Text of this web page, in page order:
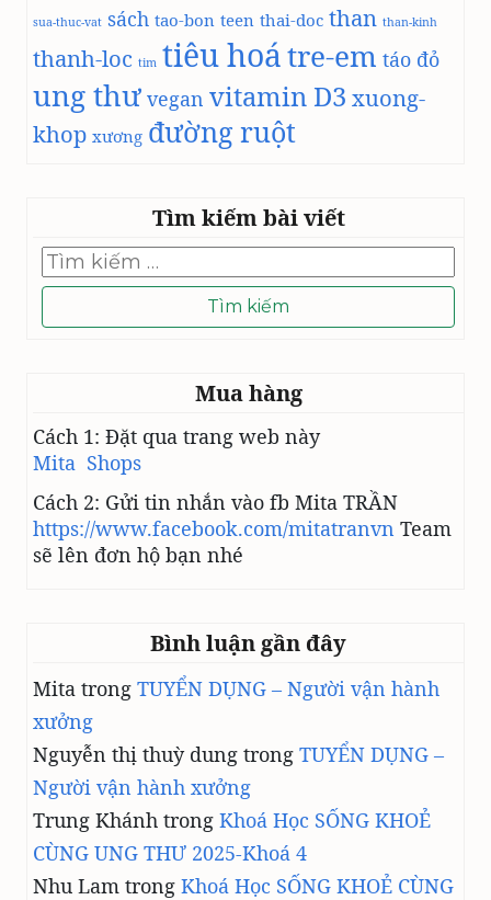
sua-thuc-vat sách tao-bon teen thai-doc than than-kinh
thanh-loc tim tiêu hoátre-em táo đỏ
ung thư vegan vitamin D3 xuong-
khop xương đường ruột
Tìm kiếm bài viết
Tìm
kiếm
cho:
Mua hàng
Cách 1: Đặt qua trang web này
Mita Shops
Cách 2: Gửi tin nhắn vào fb Mita TRẦN
https://www.facebook.com/mitatranvn Team
sẽ lên đơn hộ bạn nhé
Bình luận gần đây
Mita trong TUYỂN DỤNG – Người vận hành
xưởng
Nguyễn thị thuỳ dung trong TUYỂN DỤNG –
Người vận hành xưởng
Trung Khánh trong Khoá Học SỐNG KHOẺ
CÙNG UNG THƯ 2025-Khoá 4
Nhu Lam trong Khoá Học SỐNG KHOẺ CÙNG